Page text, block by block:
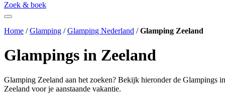
Zoek & boek
Home /Glamping /Glamping Nederland /Glamping Zeeland
Glampings in Zeeland
Glamping Zeeland aan het zoeken? Bekijk hieronder de Glampings in
Zeeland voor je aanstaande vakantie.